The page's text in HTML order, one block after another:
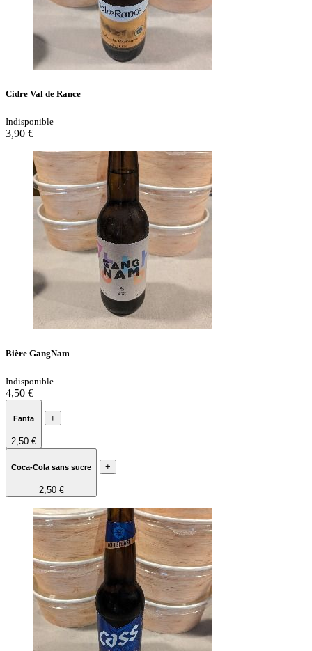
Cidre Val de Rance
Indisponible
3,90 €
Bière GangNam
Indisponible
4,50 €
Fanta
2,50 €
+
Coca-Cola sans sucre
2,50 €
+